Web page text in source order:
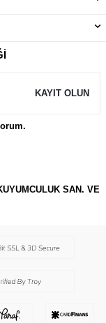
KAYIT OLUN
SAN. VE